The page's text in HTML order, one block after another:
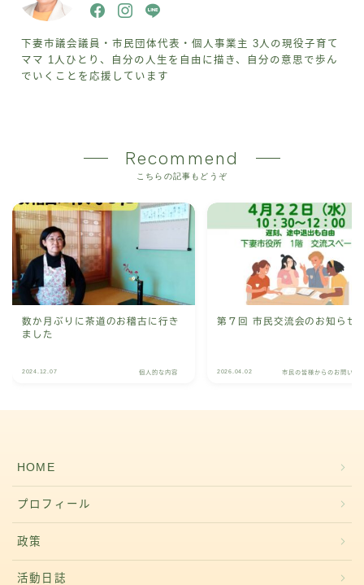
下妻市議会議員・市民団体代表・個人事業主 3人の現役子育て
ママ 1人ひとり、自分の人生を自由に描き、自分の意思で歩ん
でいくことを応援しています
Recommend
こちらの記事もどうぞ
数か月ぶりに茶道のお稽古に行き
ました
2024.12.07 個人的な内容
第７回 市民交流会のお知らせ
2026.04.02 市民の皆様からのお問い合
HOME
プロフィール
政策
活動日誌